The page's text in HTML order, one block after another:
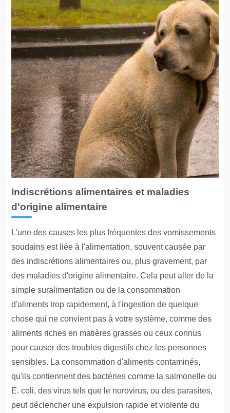
Indiscrétions alimentaires et maladies
d'origine alimentaire
L'une des causes les plus fréquentes des vomissements
soudains est liée à l'alimentation, souvent causée par
des indiscrétions alimentaires ou, plus gravement, par
des maladies d'origine alimentaire. Cela peut aller de la
simple suralimentation ou de la consommation
d'aliments trop rapidement, à l'ingestion de quelque
chose qui ne convient pas à votre système, comme des
aliments riches en matières grasses ou ceux connus
pour causer des troubles digestifs chez les personnes
sensibles. La consommation d'aliments contaminés,
qu'ils contiennent des bactéries comme la salmonelle ou
E. coli, des virus tels que le norovirus, ou des parasites,
peut déclencher une expulsion rapide et violente du